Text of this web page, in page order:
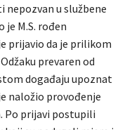
nepozvan u službene
M.S. rođen
prijavio da je prilikom
prevaren od
događaju upoznat
naložio provođenje
Po prijavi postupili